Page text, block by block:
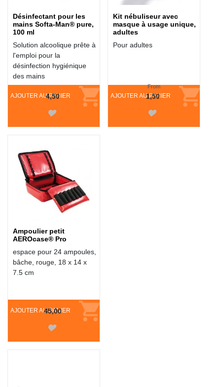
Désinfectant pour les
mains Softa-Man® pure,
100 ml
Solution alcoolique prête à
l'emploi pour la
désinfection hygiénique
des mains
AJOUTER AU PANIER
4,50
Kit nébuliseur avec
masque à usage unique,
adultes
Pour adultes
AJOUTER AU PANIER
From
1,50
Ampoulier petit
AEROcase® Pro
espace pour 24 ampoules,
bâche, rouge, 18 x 14 x
7.5 cm
AJOUTER AU PANIER
45,00